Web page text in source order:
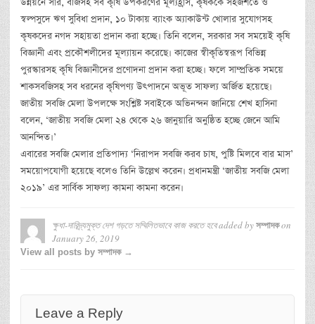
স্বল্পসুদে ঋণ সুবিধা প্রদান, ১০ টাকায় ব্যাংক অ্যাকাউন্ট খোলার সুযোগসহ
কৃষকদের নগদ সহায়তা প্রদান করা হচ্ছে। তিনি বলেন, সরকার সব সময়েই কৃষি
বিজ্ঞানী এবং প্রকৌশলীদের মূল্যায়ন করেছে। কাজের স্বীকৃতিস্বরূপ বিভিন্ন
পুরস্কারসহ কৃষি বিজ্ঞানীদের প্রণোদনা প্রদান করা হচ্ছে। ফলে সাম্প্রতিক সময়ে
শাকসবজিসহ সব ধরনের কৃষিপণ্য উৎপাদনে অভূত সাফল্য অর্জিত হয়েছে।
জাতীয় সবজি মেলা উপলক্ষে সংশ্লিষ্ট সবাইকে অভিনন্দন জানিয়ে শেখ হাসিনা
বলেন, ‘জাতীয় সবজি মেলা ২৪ থেকে ২৬ জানুয়ারি অনুষ্ঠিত হচ্ছে জেনে আমি
আনন্দিত।’
এবারের সবজি মেলার প্রতিপাদ্য ‘নিরাপদ সবজি করব চাষ, পুষ্টি মিলবে বার মাস’
সময়োপযোগী হয়েছে বলেও তিনি উল্লেখ করেন। প্রধানমন্ত্রী ‘জাতীয় সবজি মেলা
২০১৯’ এর সার্বিক সাফল্য কামনা কামনা করেন।
ক্ষুধা-দারিদ্র্যমুক্ত দেশ গড়তে সম্মিলিতভাবে কাজ করতে হবেadded by সম্পাদকon
January 26, 2019
View all posts by সম্পাদক →
Leave a Reply